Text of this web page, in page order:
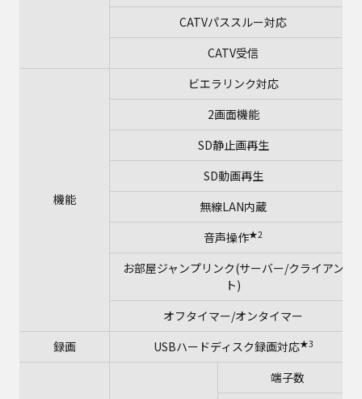
CATVパススルー対応
CATV受信
機能
ビエラリンク対応
2画面機能
SD静止画再生
SD動画再生
無線LAN内蔵
音声操作★2
お部屋ジャンプリンク(サーバー/クライアン
ト)
オフタイマー/オンタイマー
録画
USBハードディスク録画対応★3
端子数